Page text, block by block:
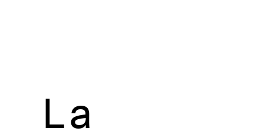
La